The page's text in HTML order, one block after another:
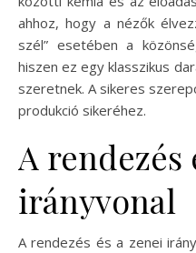
ahhoz, hogy a nézők
szél” esetében a
hiszen ez egy klasszikus
szeretnek. A sikeres
produkció sikeréhez.
A rendezés
irányvonal
A rendezés és a zenei